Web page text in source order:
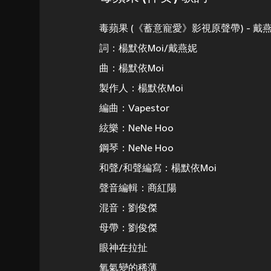
毒蘋果 (《蓄意寵愛》影視原聲帶) - 戴
詞：楊默依Moi/戴燕妮
曲：楊默依Moi
製作人：楊默依Moi
編曲：Vapestor
絃樂：NeNe Hoo
鋼琴：NeNe Hoo
和聲/和聲編寫：楊默依Moi
聲音編輯：商紅陽
混音：劉俊傑
母帶：劉俊傑
眼神在拉扯
氧氣變的稀薄